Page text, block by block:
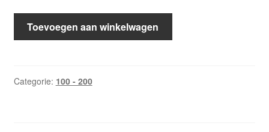
CHR
158:
de
Toevoegen aan winkelwagen
Categorie: 100 - 200